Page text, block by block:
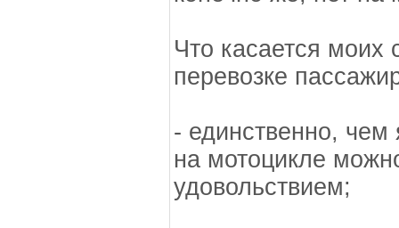
Что касается моих
перевозке
- единственно, чем
на мотоцикле
удовольствием;